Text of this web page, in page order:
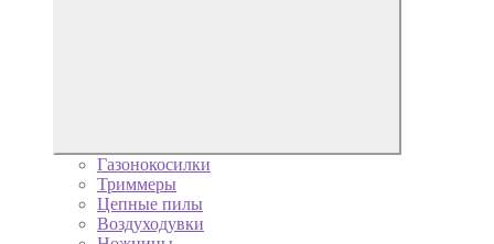
Газонокосилки
Триммеры
Цепные пилы
Воздуходувки